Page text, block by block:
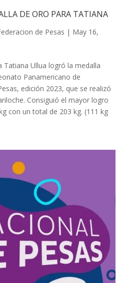
DE ORO PARA TATIANA
de Pesas | May 16,
Tatiana Ullua logró la medalla
Panamericano de
edición 2023, que se realizó
Consiguió el mayor logro
con un total de 203 kg. (111 kg